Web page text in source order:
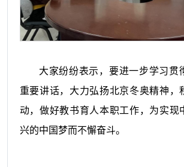
大家纷纷表示，要进一步学习贯
重要讲话，大力弘扬北京冬奥精神，
动，做好教书育人本职工作，为实现
兴的中国梦而不懈奋斗。